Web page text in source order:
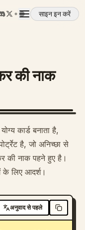
साइन इन करें
की नाक
कार्ड बनाता है,
है, जो अनिच्छा से
की नाक पहने हुए है।
के लिए आदर्श।
अनुवाद से पहले